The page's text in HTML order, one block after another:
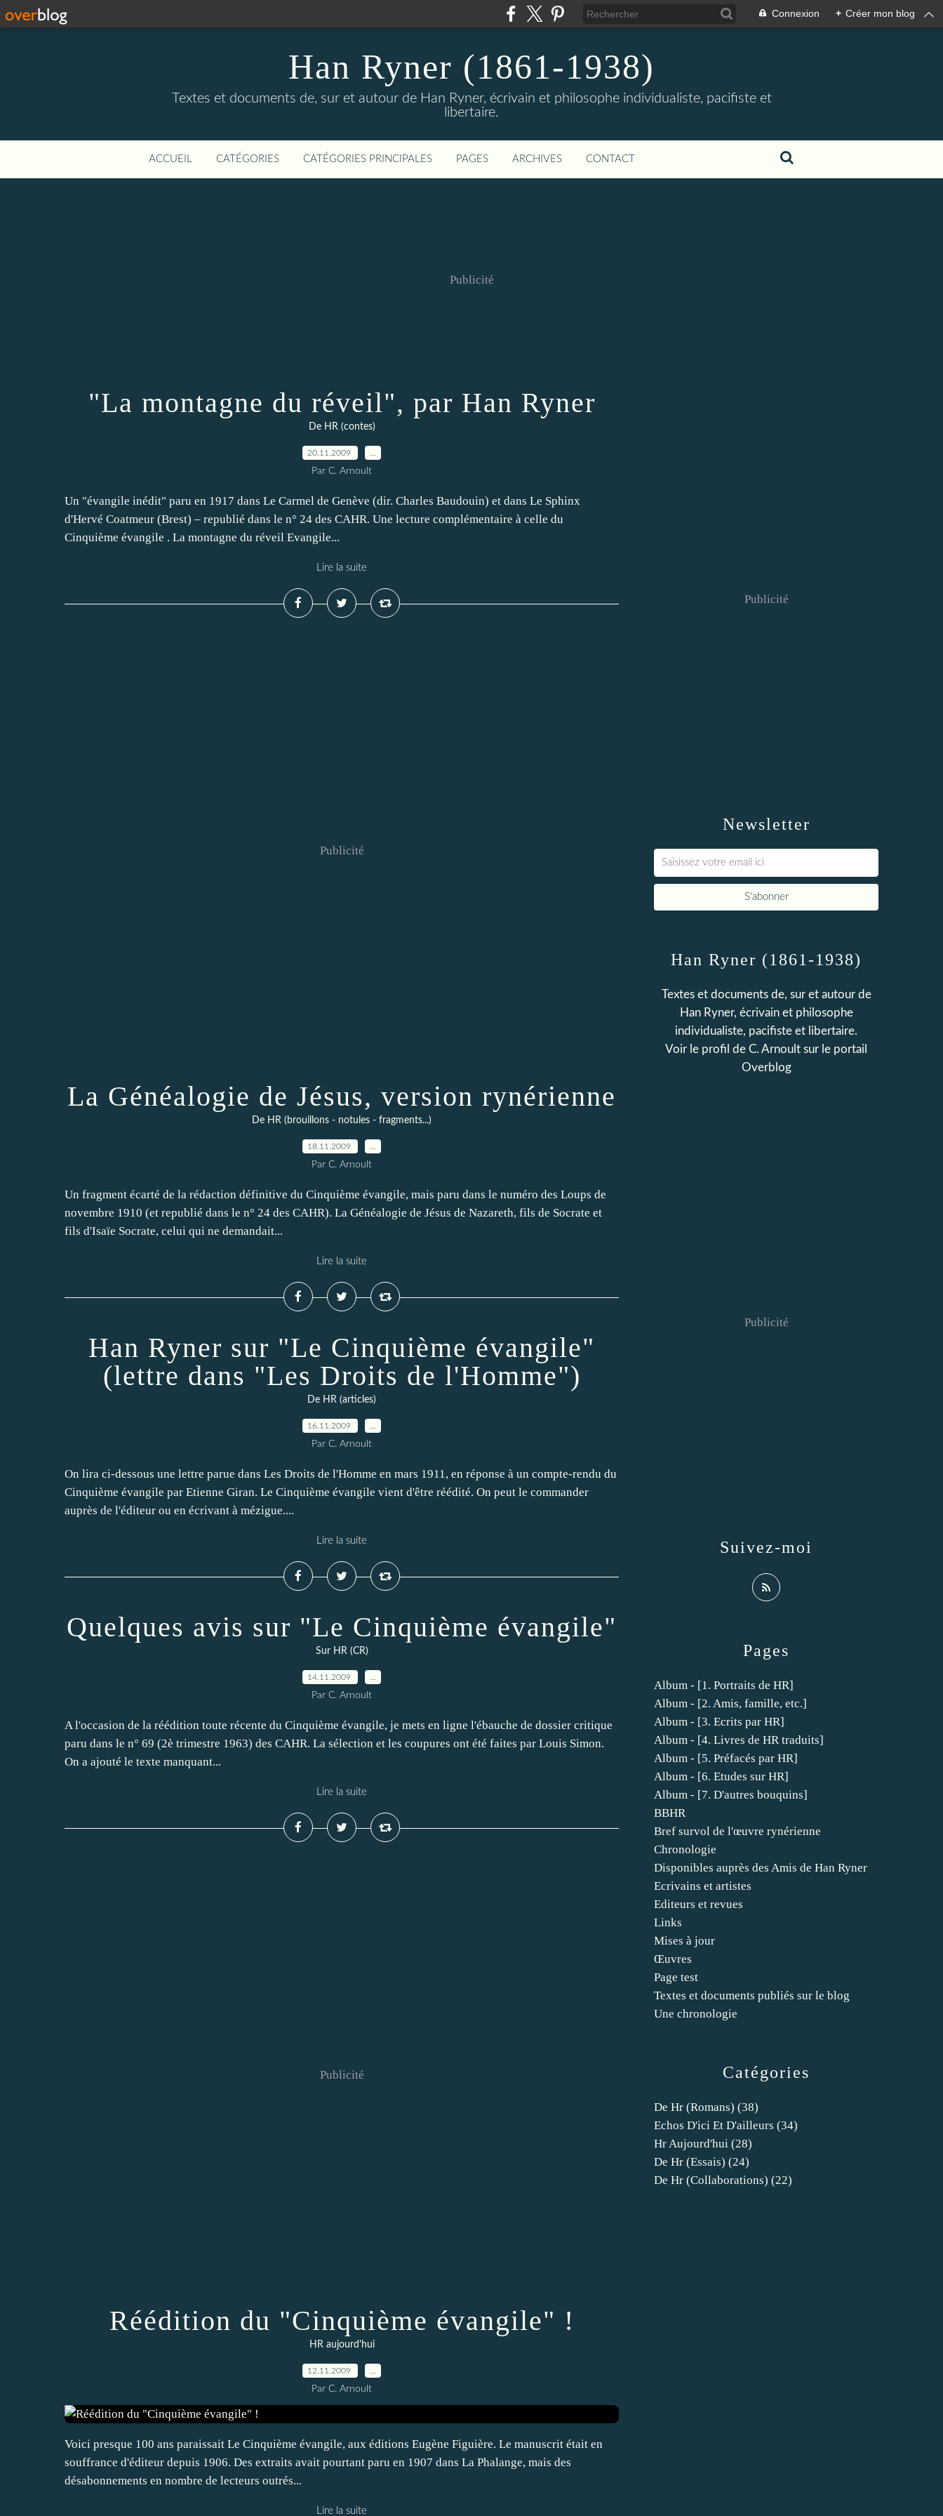
Connexion + Créer mon blog
Han Ryner (1861-1938)
Textes et documents de, sur et autour de Han Ryner, écrivain et philosophe individualiste, pacifiste et
libertaire.
ACCUEIL CATÉGORIES CATÉGORIES PRINCIPALES PAGES ARCHIVES CONTACT
Publicité
"La montagne du réveil", par Han Ryner
De HR (contes)
20.11.2009
Par C. Arnoult
Un "évangile inédit" paru en 1917 dans Le Carmel de Genève (dir. Charles Baudouin) et dans Le Sphinx
d'Hervé Coatmeur (Brest) – republié dans le n° 24 des CAHR. Une lecture complémentaire à celle du
Cinquième évangile . La montagne du réveil Evangile...
Lire la suite
Publicité
La Généalogie de Jésus, version rynérienne
De HR (brouillons - notules - fragments...)
18.11.2009
Par C. Arnoult
Un fragment écarté de la rédaction définitive du Cinquième évangile, mais paru dans le numéro des Loups de
novembre 1910 (et republié dans le n° 24 des CAHR). La Généalogie de Jésus de Nazareth, fils de Socrate et
fils d'Isaïe Socrate, celui qui ne demandait...
Lire la suite
Han Ryner sur "Le Cinquième évangile"
(lettre dans "Les Droits de l'Homme")
De HR (articles)
16.11.2009
Par C. Arnoult
On lira ci-dessous une lettre parue dans Les Droits de l'Homme en mars 1911, en réponse à un compte-rendu du
Cinquième évangile par Etienne Giran. Le Cinquième évangile vient d'être réédité. On peut le commander
auprès de l'éditeur ou en écrivant à mézigue....
Lire la suite
Quelques avis sur "Le Cinquième évangile"
Sur HR (CR)
14.11.2009
Par C. Arnoult
A l'occasion de la réédition toute récente du Cinquième évangile, je mets en ligne l'ébauche de dossier critique
paru dans le n° 69 (2è trimestre 1963) des CAHR. La sélection et les coupures ont été faites par Louis Simon.
On a ajouté le texte manquant...
Lire la suite
Publicité
Réédition du "Cinquième évangile" !
HR aujourd'hui
12.11.2009
Par C. Arnoult
Voici presque 100 ans paraissait Le Cinquième évangile, aux éditions Eugène Figuière. Le manuscrit était en
souffrance d'éditeur depuis 1906. Des extraits avait pourtant paru en 1907 dans La Phalange, mais des
désabonnements en nombre de lecteurs outrés...
Lire la suite
Newsletter
Publicité
Catégories
De Hr (romans) (38)
Echos D'ici Et D'ailleurs (34)
Hr Aujourd'hui (28)
De Hr (essais) (24)
De Hr (collaborations) (22)
Pages
Album - [1. Portraits de HR]
Album - [2. Amis, famille, etc.]
Album - [3. Ecrits par HR]
Album - [4. Livres de HR traduits]
Album - [5. Préfacés par HR]
Album - [6. Etudes sur HR]
Album - [7. D'autres bouquins]
BBHR
Bref survol de l'œuvre rynérienne
Chronologie
Disponibles auprès des Amis de Han Ryner
Ecrivains et artistes
Editeurs et revues
Links
Mises à jour
Œuvres
Page test
Textes et documents publiés sur le blog
Une chronologie
Han Ryner (1861-1938)
Textes et documents de, sur et autour de
Han Ryner, écrivain et philosophe
individualiste, pacifiste et libertaire.
Voir le profil de C. Arnoult sur le portail
Overblog
Suivez-moi
Publicité